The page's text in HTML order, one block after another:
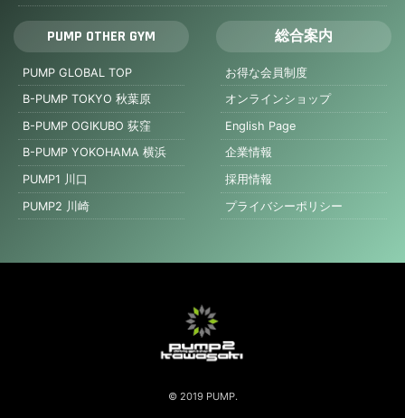
PUMP OTHER GYM
PUMP GLOBAL TOP
B-PUMP TOKYO 秋葉原
B-PUMP OGIKUBO 荻窪
B-PUMP YOKOHAMA 横浜
PUMP1 川口
PUMP2 川崎
総合案内
お得な会員制度
オンラインショップ
English Page
企業情報
採用情報
プライバシーポリシー
© 2019 PUMP.